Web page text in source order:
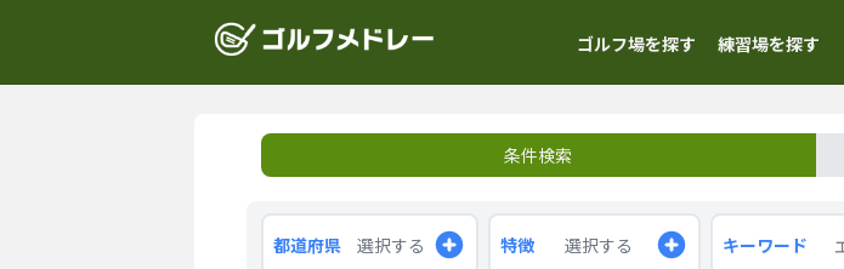
ゴルフ場を探す 練習場を探す
条件検索
都道府県 選択する 特徴 選択する キーワード